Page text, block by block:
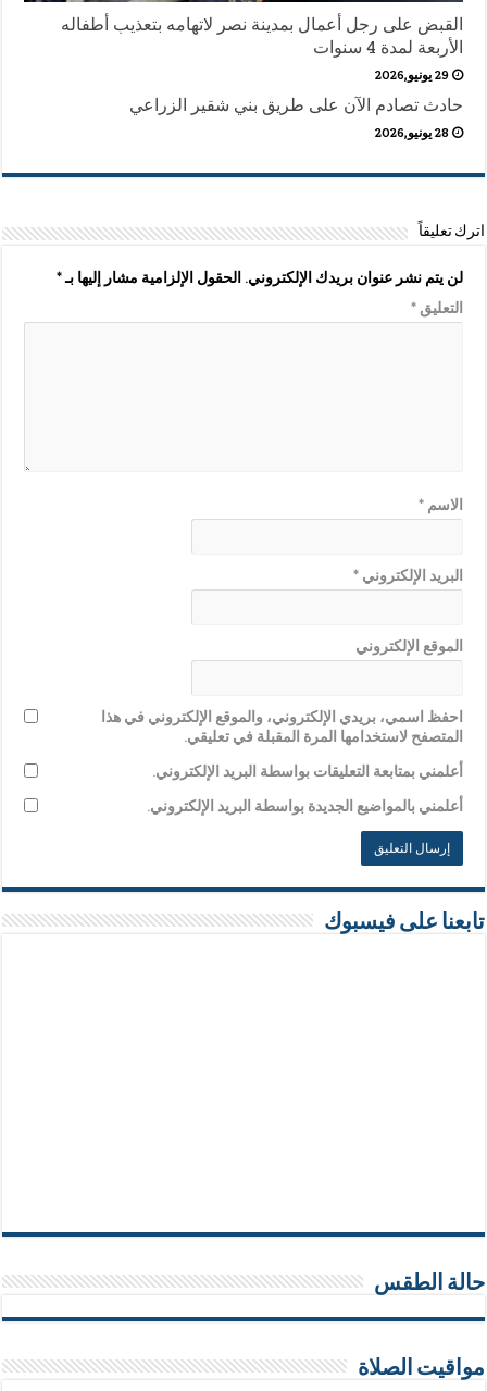
القبض على رجل أعمال بمدينة نصر لاتهامه بتعذيب أطفاله
الأربعة لمدة 4 سنوات
29 يونيو,2026
حادث تصادم الآن على طريق بني شقير الزراعي
28 يونيو,2026
اترك تعليقاً
لن يتم نشر عنوان بريدك الإلكتروني. الحقول الإلزامية مشار إليها بـ*
التعليق*
الاسم*
البريد الإلكتروني*
الموقع الإلكتروني
احفظ اسمي، بريدي الإلكتروني، والموقع الإلكتروني في هذا
المتصفح لاستخدامها المرة المقبلة في تعليقي.
أعلمني بمتابعة التعليقات بواسطة البريد الإلكتروني.
أعلمني بالمواضيع الجديدة بواسطة البريد الإلكتروني.
تابعنا على فيسبوك
حالة الطقس
مواقيت الصلاة